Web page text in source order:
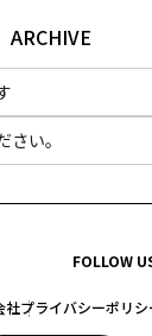
ARCHIVE
FOLLOW
社プライバシーポリシ